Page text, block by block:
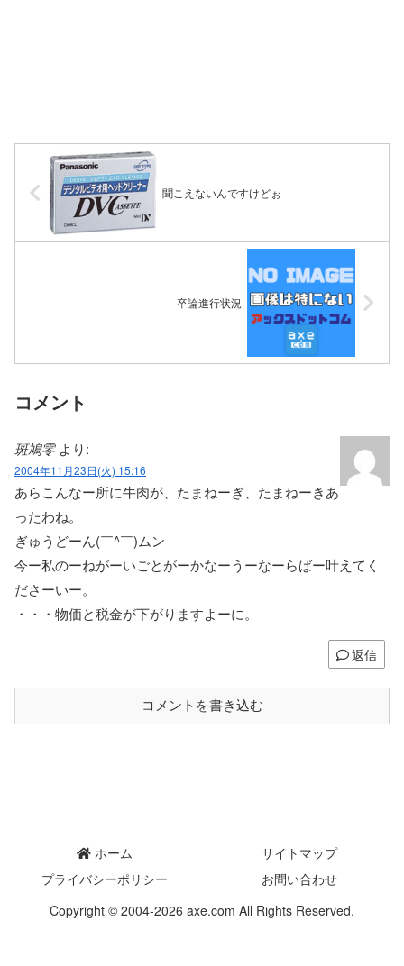
聞こえないんですけどぉ
卒論進行状況
コメント
斑鳩零 より:
2004年11月23日(火) 15:16
あらこんなー所に牛肉が、たまねーぎ、たまねーきあ
ったわね。
ぎゅうどーん(￣^￣)ムン
今ー私のーねがーいごとがーかなーうーなーらばー叶えてく
ださーいー。
・・・物価と税金が下がりますよーに。
返信
コメントを書き込む
ホーム
サイトマップ
プライバシーポリシー
お問い合わせ
Copyright © 2004-2026 axe.com All Rights Reserved.